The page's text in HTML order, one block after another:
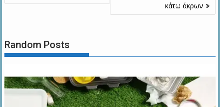
κάτω άκρων
Random Posts